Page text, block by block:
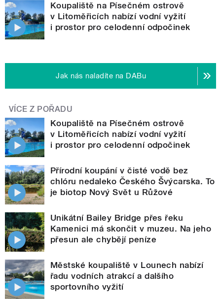
Koupaliště na Písečném ostrově
v Litoměřicích nabízí vodní vyžití
i prostor pro celodenní odpočinek
Jak nás naladíte na DABu
VÍCE Z POŘADU
Koupaliště na Písečném ostrově
v Litoměřicích nabízí vodní vyžití
i prostor pro celodenní odpočinek
Přírodní koupání v čisté vodě bez
chlóru nedaleko Českého Švýcarska. To
je biotop Nový Svět u Růžové
Unikátní Bailey Bridge přes řeku
Kamenici má skončit v muzeu. Na jeho
přesun ale chybějí peníze
Městské koupaliště v Lounech nabízí
řadu vodních atrakcí a dalšího
sportovního vyžití